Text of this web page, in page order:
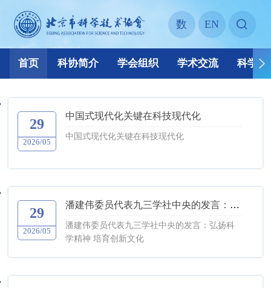
29
2026/05
中国式现代化关键在科技现代化
中国式现代化关键在科技现代化
29
2026/05
潘建伟委员代表九三学社中央的发言：弘扬科学精神 培育创新文化
潘建伟委员代表九三学社中央的发言：弘扬科
学精神 培育创新文化